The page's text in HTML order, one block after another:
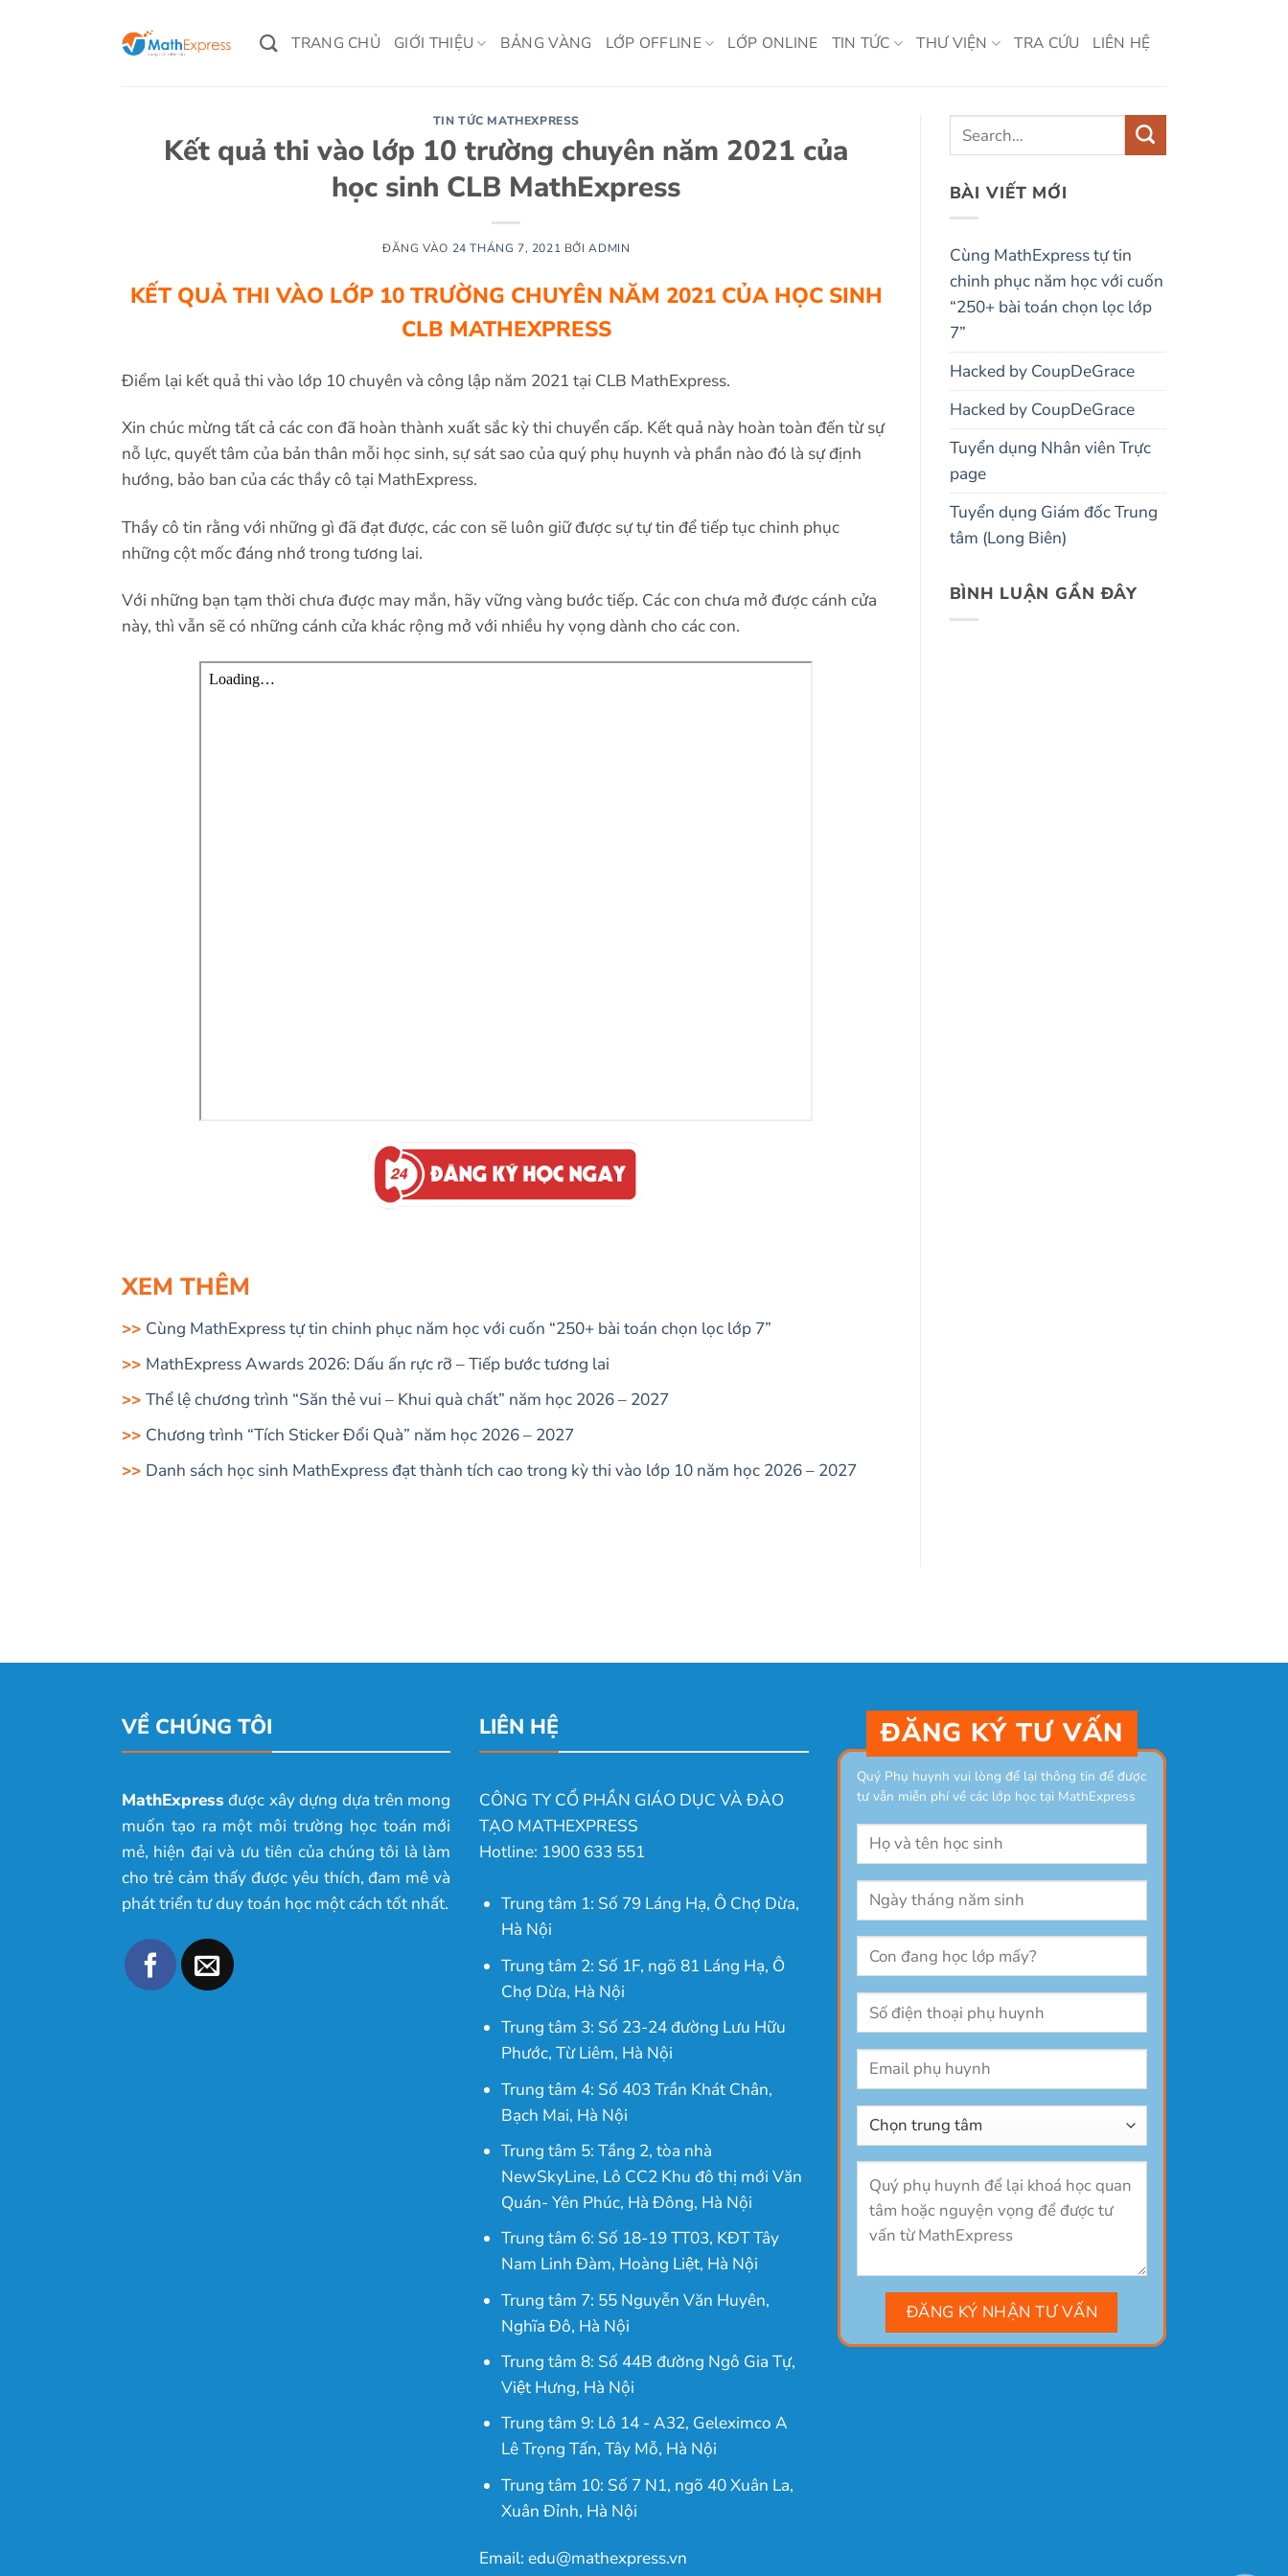
TRANG CHỦ GIỚI THIỆU BẢNG VÀNG LỚP OFFLINE LỚP ONLINE TIN TỨC THƯ VIỆN TRA CỨU LIÊN HỆ
TIN TỨC MATHEXPRESS
Kết quả thi vào lớp 10 trường chuyên năm 2021 của
học sinh CLB MathExpress
ĐĂNG VÀO 24 THÁNG 7, 2021 BỞIADMIN
KẾT QUẢ THI VÀO LỚP 10 TRƯỜNG CHUYÊN NĂM 2021 CỦA HỌC SINH
CLB MATHEXPRESS
Điểm lại kết quả thi vào lớp 10 chuyên và công lập năm 2021 tại CLB MathExpress.
Xin chúc mừng tất cả các con đã hoàn thành xuất sắc kỳ thi chuyển cấp. Kết quả này hoàn toàn đến từ sự
nỗ lực, quyết tâm của bản thân mỗi học sinh, sự sát sao của quý phụ huynh và phần nào đó là sự định
hướng, bảo ban của các thầy cô tại MathExpress.
Thầy cô tin rằng với những gì đã đạt được, các con sẽ luôn giữ được sự tự tin để tiếp tục chinh phục
những cột mốc đáng nhớ trong tương lai.
Với những bạn tạm thời chưa được may mắn, hãy vững vàng bước tiếp. Các con chưa mở được cánh cửa
này, thì vẫn sẽ có những cánh cửa khác rộng mở với nhiều hy vọng dành cho các con.
XEM THÊM
Cùng MathExpress tự tin chinh phục năm học với cuốn “250+ bài toán chọn lọc lớp 7”
MathExpress Awards 2026: Dấu ấn rực rỡ – Tiếp bước tương lai
Thể lệ chương trình “Săn thẻ vui – Khui quà chất” năm học 2026 – 2027
Chương trình “Tích Sticker Đổi Quà” năm học 2026 – 2027
Danh sách học sinh MathExpress đạt thành tích cao trong kỳ thi vào lớp 10 năm học 2026 – 2027
BÀI VIẾT MỚI
Cùng MathExpress tự tin
chinh phục năm học với cuốn
“250+ bài toán chọn lọc lớp
7”
Hacked by CoupDeGrace
Hacked by CoupDeGrace
Tuyển dụng Nhân viên Trực
page
Tuyển dụng Giám đốc Trung
tâm (Long Biên)
BÌNH LUẬN GẦN ĐÂY
VỀ CHÚNG TÔI
MathExpress được xây dựng dựa trên mong
muốn tạo ra một môi trường học toán mới
mẻ, hiện đại và ưu tiên của chúng tôi là làm
cho trẻ cảm thấy được yêu thích, đam mê và
phát triển tư duy toán học một cách tốt nhất.
LIÊN HỆ
CÔNG TY CỔ PHẦN GIÁO DỤC VÀ ĐÀO
TẠO MATHEXPRESS
Hotline: 1900 633 551
Trung tâm 1: Số 79 Láng Hạ, Ô Chợ Dừa,
Hà Nội
Trung tâm 2: Số 1F, ngõ 81 Láng Hạ, Ô
Chợ Dừa, Hà Nội
Trung tâm 3: Số 23-24 đường Lưu Hữu
Phước, Từ Liêm, Hà Nội
Trung tâm 4: Số 403 Trần Khát Chân,
Bạch Mai, Hà Nội
Trung tâm 5: Tầng 2, tòa nhà
NewSkyLine, Lô CC2 Khu đô thị mới Văn
Quán- Yên Phúc, Hà Đông, Hà Nội
Trung tâm 6: Số 18-19 TT03, KĐT Tây
Nam Linh Đàm, Hoàng Liệt, Hà Nội
Trung tâm 7: 55 Nguyễn Văn Huyên,
Nghĩa Đô, Hà Nội
Trung tâm 8: Số 44B đường Ngô Gia Tự,
Việt Hưng, Hà Nội
Trung tâm 9: Lô 14 - A32, Geleximco A
Lê Trọng Tấn, Tây Mỗ, Hà Nội
Trung tâm 10: Số 7 N1, ngõ 40 Xuân La,
Xuân Đỉnh, Hà Nội
Email: edu@mathexpress.vn
ĐĂNG KÝ TƯ VẤN
Quý Phụ huynh vui lòng để lại thông tin để được
tư vẫn miễn phí về các lớp học tại MathExpress